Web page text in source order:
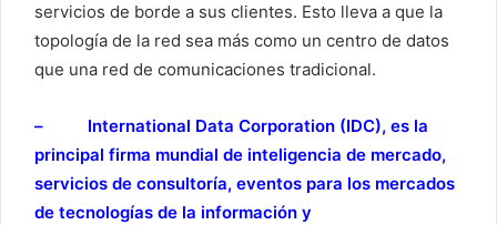
servicios de borde a sus clientes. Esto lleva a que la
topología de la red sea más como un centro de datos
que una red de comunicaciones tradicional.
– International Data Corporation (IDC), es la
principal firma mundial de inteligencia de mercado,
servicios de consultoría, eventos para los mercados
de tecnologías de la información y